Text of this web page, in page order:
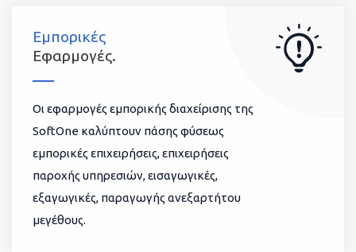
Εμπορικές
Εφαρμογές.
Οι εφαρμογές εμπορικής διαχείρισης της
SoftOne καλύπτουν πάσης φύσεως
εμπορικές επιχειρήσεις, επιχειρήσεις
παροχής υπηρεσιών, εισαγωγικές,
εξαγωγικές, παραγωγής ανεξαρτήτου
μεγέθους.